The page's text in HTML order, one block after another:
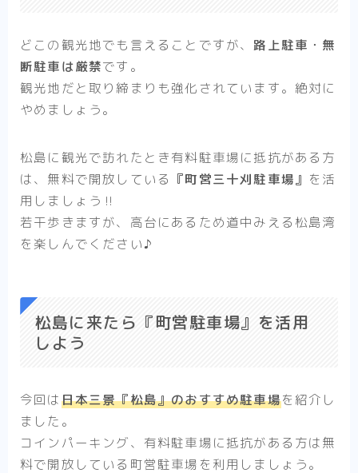
どこの観光地でも言えることですが、 路上駐車・無
断駐車は厳禁です。
観光地だと取り締まりも強化されています。絶対に
やめましょう。
松島に観光で訪れたとき有料駐車場に抵抗がある方
は、無料で開放している 『町営三十刈駐車場』 を活
用しましょう‼︎
若干歩きますが、高台にあるため道中みえる松島湾
を楽しんでください♪
松島に来たら『町営駐車場』を活用
しよう
今回は日本三景『松島』のおすすめ駐車場を紹介し
ました。
コインパーキング、有料駐車場に抵抗がある方は無
料で開放している町営駐車場を利用しましょう。